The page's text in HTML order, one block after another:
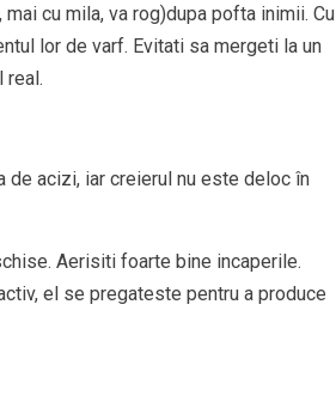
cu mila, va rog)dupa pofta inimii. Cu
lor de varf. Evitati sa mergeti la un
real.
de acizi, iar creierul nu este deloc în
Aerisiti foarte bine incaperile.
el se pregateste pentru a produce